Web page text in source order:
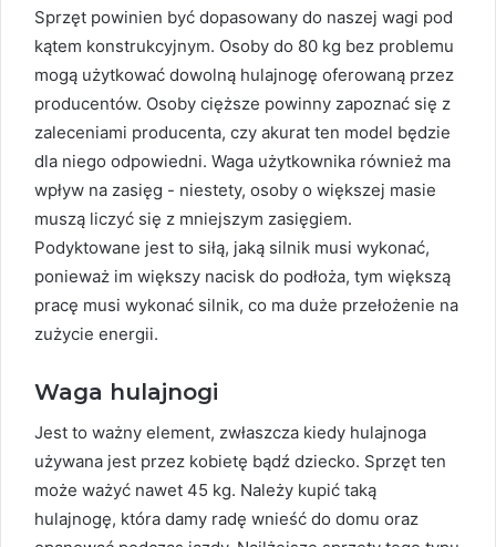
Sprzęt powinien być dopasowany do naszej wagi pod
kątem konstrukcyjnym. Osoby do 80 kg bez problemu
mogą użytkować dowolną hulajnogę oferowaną przez
producentów. Osoby cięższe powinny zapoznać się z
zaleceniami producenta, czy akurat ten model będzie
dla niego odpowiedni. Waga użytkownika również ma
wpływ na zasięg - niestety, osoby o większej masie
muszą liczyć się z mniejszym zasięgiem.
Podyktowane jest to siłą, jaką silnik musi wykonać,
ponieważ im większy nacisk do podłoża, tym większą
pracę musi wykonać silnik, co ma duże przełożenie na
zużycie energii.
Waga hulajnogi
Jest to ważny element, zwłaszcza kiedy hulajnoga
używana jest przez kobietę bądź dziecko. Sprzęt ten
może ważyć nawet 45 kg. Należy kupić taką
hulajnogę, która damy radę wnieść do domu oraz